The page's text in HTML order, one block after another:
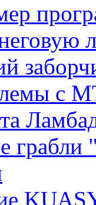
с
грабли